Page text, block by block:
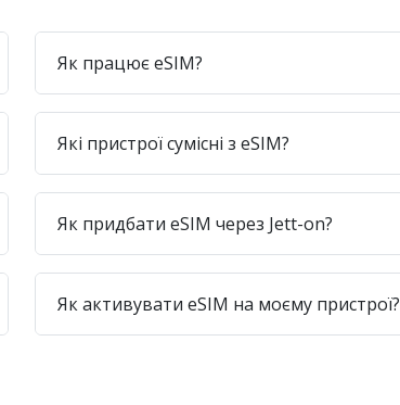
Як працює eSIM?
Які пристрої сумісні з eSIM?
Як придбати eSIM через Jett-on?
Як активувати eSIM на моєму пристрої?